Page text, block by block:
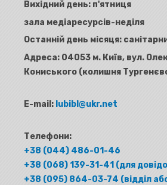
Вихідний день: п'ятниця
зала медіаресурсів-неділя
Останній день місяця:
Адреса: 04053 м. Київ, вул.
Кониського (колишня
E-mail: lubibl@ukr.net
Телефони:
+38 (044) 486-01-46
+38 (068) 139-31-41 (для
+38 (095) 864-03-74 (відділ